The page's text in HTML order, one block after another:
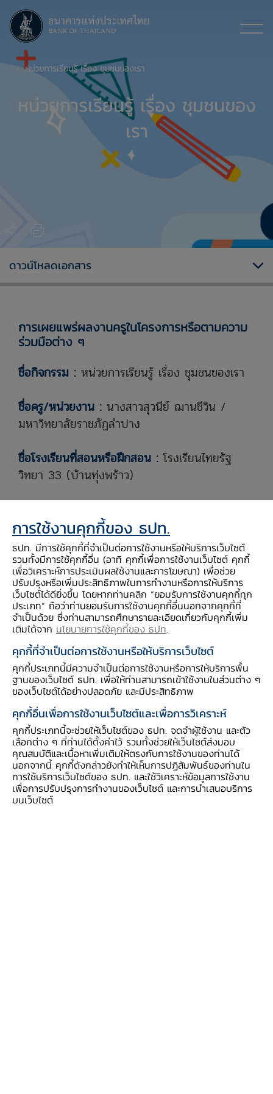
หน่วยการเรียนรู้ เรื่อง ชุมชนของเรา
หน่วยการเรียนรู้ เรื่อง ชุมชนของ
เรา
การเผยแพร่ผลงานครูในโครงการหรือตามความ
ร่วมมือต่าง ๆ
ชื่อกิจกรรม : หน่วยการเรียนรู้ เรื่อง ชุมชนของเรา
ชื่อครู/หน่วยงาน : นางสาวสุวนีย์ ฌานชีวิน /
มหาวิทยาลัยราชภัฏลำปาง
ชื่อโรงเรียนที่สอนหรือฝึกสอน : โรงเรียนไทยรัฐ
วิทยา 33 (บ้านทุ่งพร้าว)
: ภาคการเรียนที่ 1 ประจำปีการศึกษา 2566
ระดับชั้น : อนุบาล 2
รูปแบบการนำไปใช้ :
สอดแทรกในรายวิชา - หน่วยการเรียนรู้ เรื่อง
ชุมชนของเรา
วัตถุประสงค์การเรียนรู้ :
1. เล่นและทำกิจกรรมอย่างปลอดภัยด้วยตนเองได้
2. อ่านภาพ สัญลักษณ์ คำ พร้อมทั้งชี้หรือกวาดตา
มองข้อความตามบรรทัดได้
3. ฟังผู้อื่นพูดจนจบและสนทนาโต้ตอบสอดคล้องกับ
เรื่องที่ฟังได้
4. กล้าพูดกล้าแสดงออกอย่างเหมาะสมได้
5. เล่นหรือทำงานร่วมกับเพื่อนเป็นกลุ่มได้
6. มีความกระตือรือร้นขณะทำกิจกรรมได้
ดาวน์โหลดเอกสาร
การใช้งานคุกกี้ของ ธปท.
ธปท. มีการใช้คุกกี้ที่จำเป็นต่อการใช้งานหรือให้บริการเว็บไซต์
รวมทั้งมีการใช้คุกกี้อื่น (อาทิ คุกกี้เพื่อการใช้งานเว็บไซต์ คุกกี้
เพื่อวิเคราะห์การประเมินผลใช้งานและการโฆษณา) เพื่อช่วย
ปรับปรุงหรือเพิ่มประสิทธิภาพในการทำงานหรือการให้บริการ
เว็บไซต์ได้ดียิ่งขึ้น โดยหากท่านคลิก “ยอมรับการใช้งานคุกกี้ทุก
ประเภท” ถือว่าท่านยอมรับการใช้งานคุกกี้อื่นนอกจากคุกกี้ที่
จำเป็นด้วย ซึ่งท่านสามารถศึกษารายละเอียดเกี่ยวกับคุกกี้เพิ่ม
เติมได้จาก นโยบายการใช้คุกกี้ของ ธปท.
คุกกี้ที่จำเป็นต่อการใช้งานหรือให้บริการเว็บไซต์
คุกกี้ประเภทนี้มีความจำเป็นต่อการใช้งานหรือการให้บริการพื้น
ฐานของเว็บไซต์ ธปท. เพื่อให้ท่านสามารถเข้าใช้งานในส่วนต่าง ๆ
ของเว็บไซต์ได้อย่างปลอดภัย และมีประสิทธิภาพ
คุกกี้อื่นเพื่อการใช้งานเว็บไซต์และเพื่อการวิเคราะห์
คุกกี้ประเภทนี้จะช่วยให้เว็บไซต์ของ ธปท. จดจำผู้ใช้งาน และตัว
เลือกต่าง ๆ ที่ท่านได้ตั้งค่าไว้ รวมทั้งช่วยให้เว็บไซต์ส่งมอบ
คุณสมบัติและเนื้อหาเพิ่มเติมให้ตรงกับการใช้งานของท่านได้
นอกจากนี้ คุกกี้ดังกล่าวยังทำให้เห็นการปฏิสัมพันธ์ของท่านใน
การใช้บริการเว็บไซต์ของ ธปท. และใช้วิเคราะห์ข้อมูลการใช้งาน
เพื่อการปรับปรุงการทำงานของเว็บไซต์ และการนำเสนอบริการ
บนเว็บไซต์